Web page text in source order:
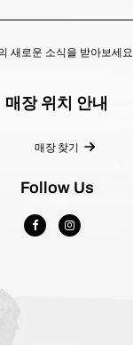
새로운 소식을 받아보세요
매장 위치 안내
매장 찾기
Follow Us